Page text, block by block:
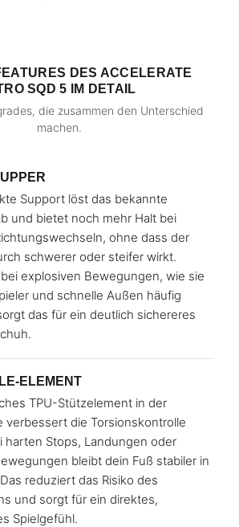
DES ACCELERATE
SQD 5 IM DETAIL
die zusammen den Unterschied
machen.
Support löst das bekannte
und bietet noch mehr Halt bei
ohne dass der
schwerer oder steifer wirkt.
explosiven Bewegungen, wie sie
und schnelle Außen häufig
das für ein deutlich sichereres
ELEMENT
TPU-Stützelement in der
verbessert die Torsionskontrolle
harten Stops, Landungen oder
bleibt dein Fuß stabiler in
reduziert das Risiko des
und sorgt für ein direktes,
Spielgefühl.